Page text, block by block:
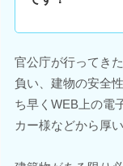
官公庁が行ってき
負い、建物の安全
ち早くWEB上の電
カー様などから厚